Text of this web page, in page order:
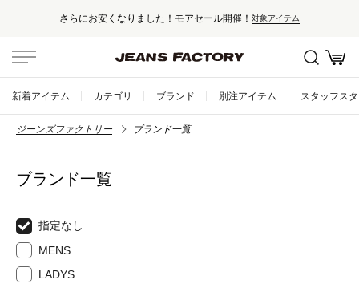
さらにお安くなりました！モアセール開催！ 対象アイテム
新着アイテム カテゴリ ブランド 別注アイテム スタッフス
ジーンズファクトリー ブランド一覧
ブランド一覧
指定なし
MENS
LADYS